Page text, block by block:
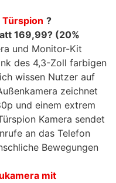
Türspion ?
169,99? (20%
und Monitor-Kit
des 4,3-Zoll farbigen
wissen Nutzer auf
zeichnet
und einem extrem
Kamera sendet
an das Telefon
Bewegungen
mit